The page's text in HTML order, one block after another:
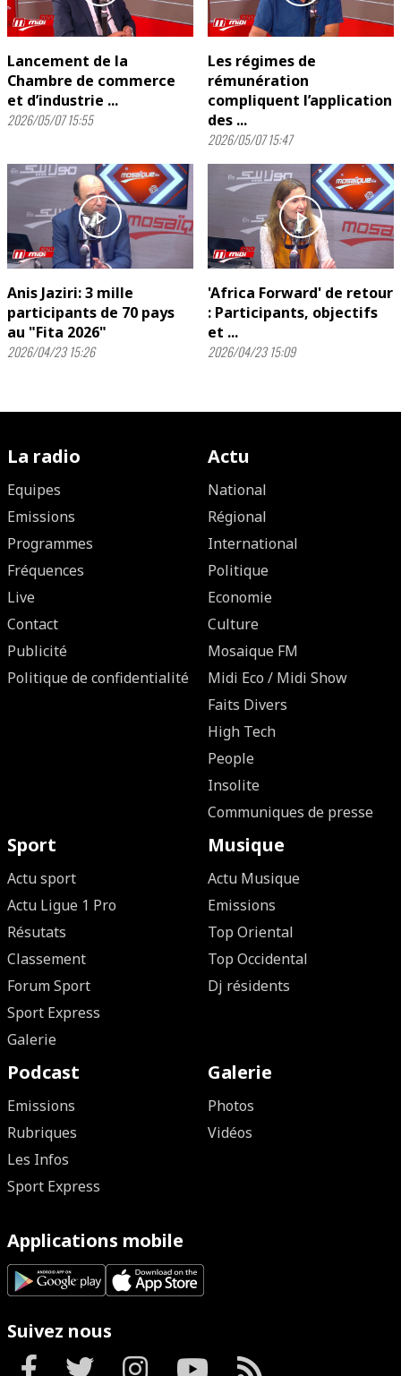
Lancement de la
Chambre de commerce
et d’industrie ...
2026/05/07 15:55
Les régimes de
rémunération
compliquent l’application
des ...
2026/05/07 15:47
play_arrow
Anis Jaziri: 3 mille
participants de 70 pays
au "Fita 2026"
2026/04/23 15:26
play_arrow
'Africa Forward' de retour
: Participants, objectifs
et ...
2026/04/23 15:09
La radio
Equipes
Emissions
Programmes
Fréquences
Live
Contact
Publicité
Politique de confidentialité
Actu
National
Régional
International
Politique
Economie
Culture
Mosaique FM
Midi Eco / Midi Show
Faits Divers
High Tech
People
Insolite
Communiques de presse
Sport
Actu sport
Actu Ligue 1 Pro
Résutats
Classement
Forum Sport
Sport Express
Galerie
Musique
Actu Musique
Emissions
Top Oriental
Top Occidental
Dj résidents
Podcast
Emissions
Rubriques
Les Infos
Sport Express
Galerie
Photos
Vidéos
Applications mobile
Suivez nous